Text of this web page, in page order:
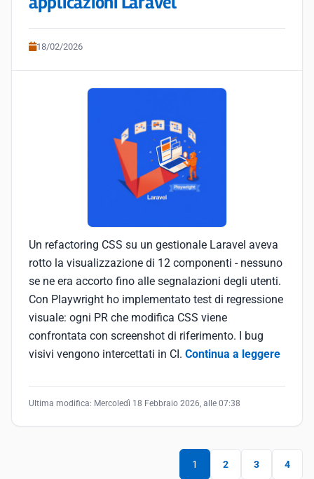
18/02/2026
Un refactoring CSS su un gestionale Laravel aveva
rotto la visualizzazione di 12 componenti - nessuno
se ne era accorto fino alle segnalazioni degli utenti.
Con Playwright ho implementato test di regressione
visuale: ogni PR che modifica CSS viene
confrontata con screenshot di riferimento. I bug
visivi vengono intercettati in CI. Continua a leggere
Ultima modifica: Mercoledì 18 Febbraio 2026, alle 07:38
1 2 3 4